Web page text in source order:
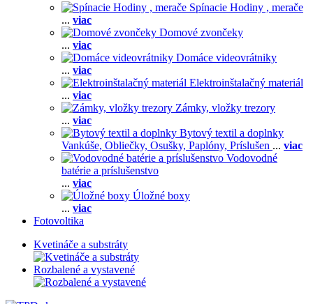
Spínacie Hodiny , merače
... viac
Domové zvončeky
... viac
Domáce videovrátniky
... viac
Elektroinštalačný materiál
... viac
Zámky, vložky trezory
... viac
Bytový textil a doplnky
Vankúše, Obliečky, Osušky, Paplóny, Príslušen ... viac
Vodovodné
batérie a príslušenstvo
... viac
Úložné boxy
... viac
Fotovoltika
Kvetináče a substráty
Rozbalené a vystavené